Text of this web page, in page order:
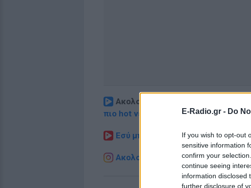
E-Radio.gr - Do
If you wish to opt-out
sensitive information
confirm your
continue seeing
information disclosed
further disclosure of
Ακολουθήστε το E-Radio.gr στο
πιο hot νέα
Εσύ μπήκες στο E-Daily.gr; Τα νέα
Ακολουθήστε το E-Radio.gr και